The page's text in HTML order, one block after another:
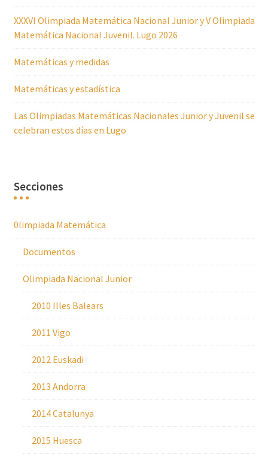
XXXVI Olimpiada Matemática Nacional Junior y V Olimpiada
Matemática Nacional Juvenil. Lugo 2026
Matemáticas y medidas
Matemáticas y estadística
Las Olimpiadas Matemáticas Nacionales Junior y Juvenil se
celebran estos días en Lugo
Secciones
0limpiada Matemática
Documentos
Olimpiada Nacional Junior
2010 Illes Balears
2011 Vigo
2012 Euskadi
2013 Andorra
2014 Catalunya
2015 Huesca